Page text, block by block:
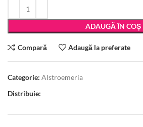
ADAUGĂ ÎN COȘ
Compară Adaugă la preferate
Categorie: Alstroemeria
Distribuie: